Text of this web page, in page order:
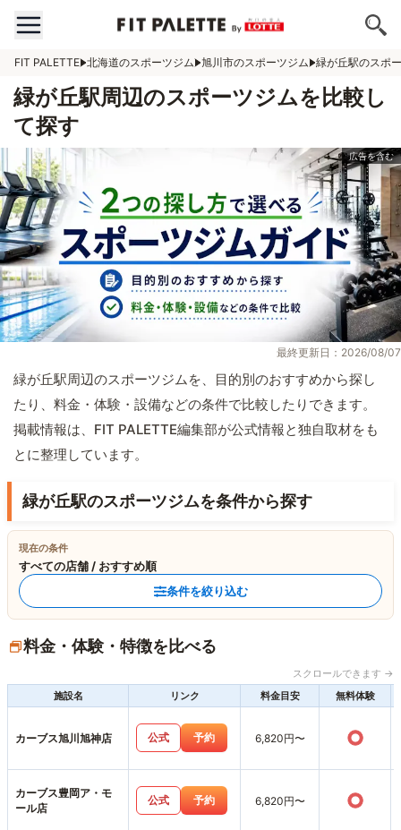
FIT PALETTE 北海道のスポーツジム 旭川市のスポーツジム 緑が丘駅のスポ
緑が丘駅周辺のスポーツジムを比較し
て探す
最終更新日：2026/08/07
緑が丘駅周辺のスポーツジムを、目的別のおすすめから探し
たり、料金・体験・設備などの条件で比較したりできます。
掲載情報は、FIT PALETTE編集部が公式情報と独自取材をも
とに整理しています。
緑が丘駅のスポーツジムを条件から探す
現在の条件
すべての店舗 / おすすめ順
条件を絞り込む
料金・体験・特徴を比べる
スクロールできます →
施設名
リンク 料金目安 無料体験
カーブス旭川旭神店 公式 予約 6,820円〜 ○
カーブス豊岡ア・モ
ール店
公式 予約 6,820円〜 ○